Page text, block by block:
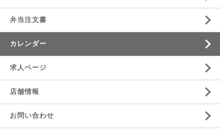
弁当注文書
カレンダー
求人ページ
店舗情報
お問い合わせ